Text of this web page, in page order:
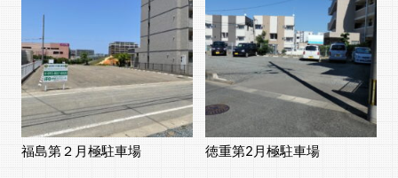
福島第２月極駐車場 徳重第2月極駐車場